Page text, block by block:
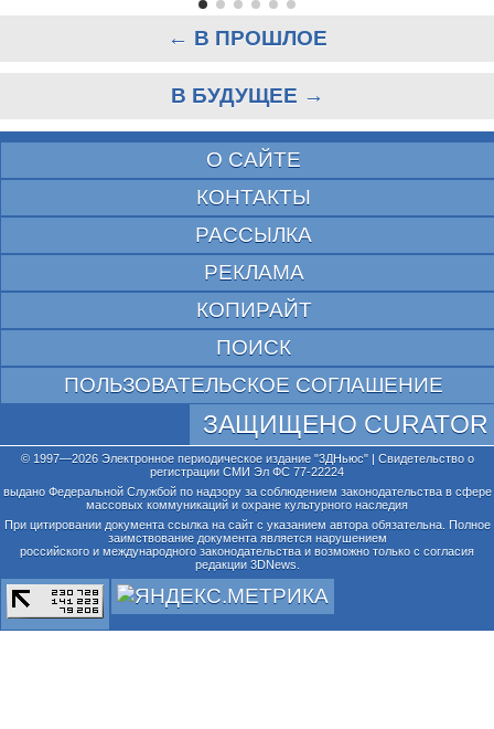
← В ПРОШЛОЕ
В БУДУЩЕЕ →
О САЙТЕ
КОНТАКТЫ
РАССЫЛКА
РЕКЛАМА
КОПИРАЙТ
ПОИСК
ПОЛЬЗОВАТЕЛЬСКОЕ СОГЛАШЕНИЕ
ЗАЩИЩЕНО CURATOR
© 1997—2026 Электронное периодическое издание "3ДНьюс" | Свидетельство о
регистрации СМИ Эл ФС 77-22224
выдано Федеральной Службой по надзору за соблюдением законодательства в сфере
массовых коммуникаций и охране культурного наследия
При цитировании документа ссылка на сайт с указанием автора обязательна. Полное
заимствование документа является нарушением
российского и международного законодательства и возможно только с согласия
редакции 3DNews.